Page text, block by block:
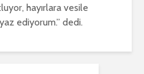
hayırlara vesile
ediyorum.” dedi.